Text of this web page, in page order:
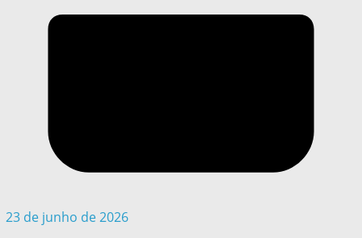
23 de junho de 2026